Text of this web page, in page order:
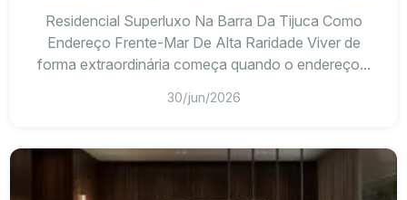
Residencial Superluxo Na Barra Da Tijuca Como
Endereço Frente-Mar De Alta Raridade Viver de
forma extraordinária começa quando o endereço...
30/jun/2026